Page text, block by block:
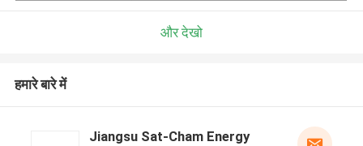
और देखो
हमारे बारे में
Jiangsu Sat-Cham Energy